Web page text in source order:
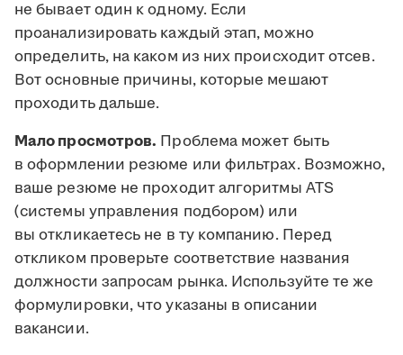
не бывает один к одному. Если
проанализировать каждый этап, можно
определить, на каком из них происходит отсев.
Вот основные причины, которые мешают
проходить дальше.
Мало просмотров. Проблема может быть
в оформлении резюме или фильтрах. Возможно,
ваше резюме не проходит алгоритмы ATS
(системы управления подбором) или
вы откликаетесь не в ту компанию. Перед
откликом проверьте соответствие названия
должности запросам рынка. Используйте те же
формулировки, что указаны в описании
вакансии.